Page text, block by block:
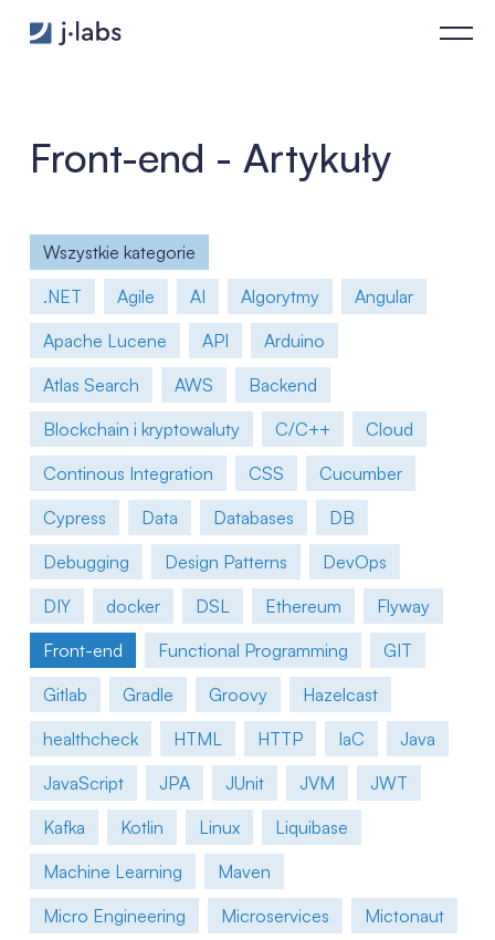
Storybook for Angular – creating components library -
Front-end - Artykuły
Wszystkie kategorie
.NET
Agile AI Algorytmy
Angular
Apache Lucene
API
Arduino
Atlas Search
AWS
Backend
Blockchain i kryptowaluty
C/C++
Cloud
Continous Integration
CSS
Cucumber
Cypress
Data Databases
DB
Debugging
Design Patterns
DevOps
DIY
docker DSL Ethereum
Flyway
Front-end
Functional Programming
GIT
Gitlab
Gradle Groovy
Hazelcast
healthcheck
HTML HTTP IaC
Java
JavaScript
JPA JUnit JVM
JWT
Kafka
Kotlin Linux
Liquibase
Machine Learning
Maven
Micro Engineering
Microservices
Mictonaut